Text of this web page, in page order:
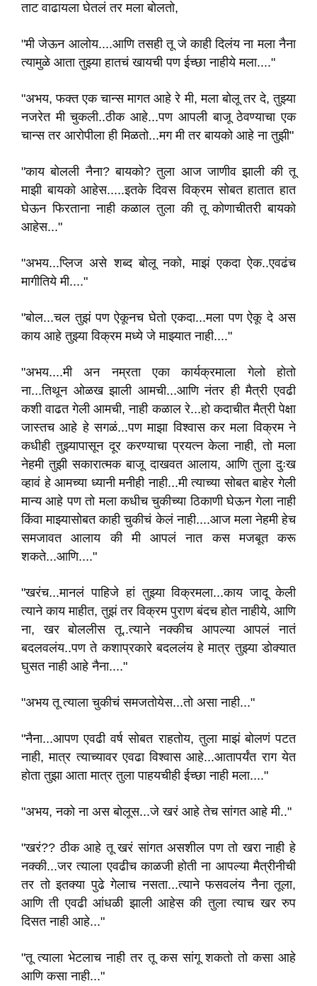
ताट वाढायला घेतलं तर मला बोलतो,
"मी जेऊन आलोय....आणि तसही तू जे काही दिलंय ना मला नैना
त्यामुळे आता तुझ्या हातचं खायची पण ईच्छा नाहीये मला...."
"अभय, फक्त एक चान्स मागत आहे रे मी, मला बोलू तर दे, तुझ्या
नजरेत मी चुकली..ठीक आहे...पण आपली बाजू ठेवण्याचा एक
चान्स तर आरोपीला ही मिळतो...मग मी तर बायको आहे ना तुझी"
"काय बोलली नैना? बायको? तुला आज जाणीव झाली की तू
माझी बायको आहेस.....इतके दिवस विक्रम सोबत हातात हात
घेऊन फिरताना नाही कळाल तुला की तू कोणाचीतरी बायको
आहेस..."
"अभय...प्लिज असे शब्द बोलू नको, माझं एकदा ऐक..एवढंच
मागीतिये मी...."
"बोल...चल तुझं पण ऐकूनच घेतो एकदा...मला पण ऐकू दे अस
काय आहे तुझ्या विक्रम मध्ये जे माझ्यात नाही...."
"अभय....मी अन नम्रता एका कार्यक्रमाला गेलो होतो
ना...तिथून ओळख झाली आमची...आणि नंतर ही मैत्री एवढी
कशी वाढत गेली आमची, नाही कळाल रे...हो कदाचीत मैत्री पेक्षा
जास्तच आहे हे सगळं...पण माझा विश्वास कर मला विक्रम ने
कधीही तुझ्यापासून दूर करण्याचा प्रयत्न केला नाही, तो मला
नेहमी तुझी सकारात्मक बाजू दाखवत आलाय, आणि तुला दुःख
व्हावं हे आमच्या ध्यानी मनीही नाही...मी त्याच्या सोबत बाहेर गेली
मान्य आहे पण तो मला कधीच चुकीच्या ठिकाणी घेऊन गेला नाही
किंवा माझ्यासोबत काही चुकीचं केलं नाही....आज मला नेहमी हेच
समजावत आलाय की मी आपलं नात कस मजबूत करू
शकते...आणि...."
"खरंच...मानलं पाहिजे हां तुझ्या विक्रमला...काय जादू केली
त्याने काय माहीत, तुझं तर विक्रम पुराण बंदच होत नाहीये, आणि
ना, खर बोललीस तू..त्याने नक्कीच आपल्या आपलं नातं
बदलवलंय..पण ते कशाप्रकारे बदललंय हे मात्र तुझ्या डोक्यात
घुसत नाही आहे नैना...."
"अभय तू त्याला चुकीचं समजतोयेस...तो असा नाही..."
"नैना...आपण एवढी वर्ष सोबत राहतोय, तुला माझं बोलणं पटत
नाही, मात्र त्याच्यावर एवढा विश्वास आहे...आतापर्यंत राग येत
होता तुझा आता मात्र तुला पाहयचीही ईच्छा नाही मला...."
"अभय, नको ना अस बोलूस...जे खरं आहे तेच सांगत आहे मी.."
"खरं?? ठीक आहे तू खरं सांगत असशील पण तो खरा नाही हे
नक्की...जर त्याला एवढीच काळजी होती ना आपल्या मैत्रीनीची
तर तो इतक्या पुढे गेलाच नसता...त्याने फसवलंय नैना तूला,
आणि ती एवढी आंधळी झाली आहेस की तुला त्याच खर रुप
दिसत नाही आहे..."
"तू त्याला भेटलाच नाही तर तू कस सांगू शकतो तो कसा आहे
आणि कसा नाही..."